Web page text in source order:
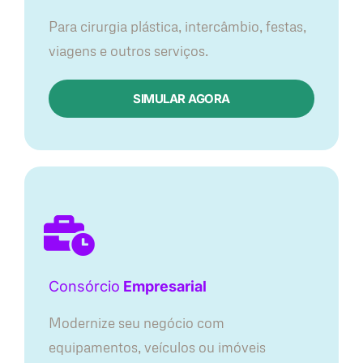
Para cirurgia plástica, intercâmbio, festas,
viagens e outros serviços.
SIMULAR AGORA
Consórcio Empresarial
Modernize seu negócio com
equipamentos, veículos ou imóveis